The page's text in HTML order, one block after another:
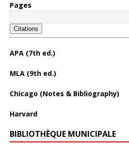
Pages
Citations
APA (7th ed.)
MLA (9th ed.)
Chicago (Notes & Bibliography)
Harvard
BIBLIOTHÈQUE MUNICIPALE